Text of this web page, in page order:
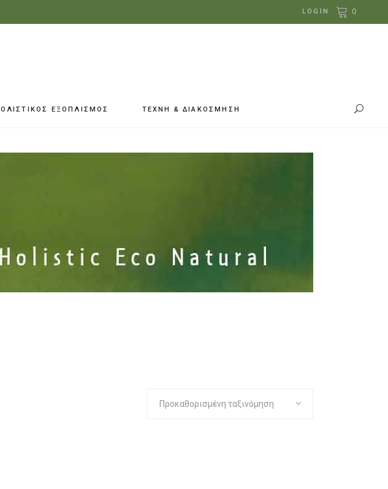
LOGIN 0
ΟΛΙΣΤΙΚΟΣ ΕΞΟΠΛΙΣΜΟΣ ΤΕΧΝΗ & ΔΙΑΚΟΣΜΗΣΗ
Προκαθορισμένη ταξινόμηση